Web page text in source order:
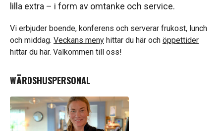
lilla extra – i form av omtanke och service.
Vi erbjuder boende, konferens och serverar frukost, lunch
och middag. Veckans meny hittar du här och öppettider
hittar du här. Välkommen till oss!
WÄRDSHUSPERSONAL